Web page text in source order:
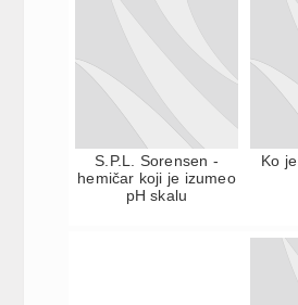
S.P.L. Sorensen -
hemičar koji je izumeo
pH skalu
Ko